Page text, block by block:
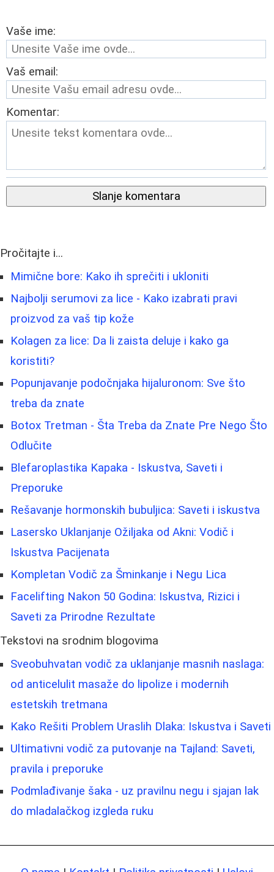
Vaše ime:
Vaš email:
Komentar:
Slanje komentara
Pročitajte i...
Mimične bore: Kako ih sprečiti i ukloniti
Najbolji serumovi za lice - Kako izabrati pravi
proizvod za vaš tip kože
Kolagen za lice: Da li zaista deluje i kako ga
koristiti?
Popunjavanje podočnjaka hijaluronom: Sve što
treba da znate
Botox Tretman - Šta Treba da Znate Pre Nego Što
Odlučite
Blefaroplastika Kapaka - Iskustva, Saveti i
Preporuke
Rešavanje hormonskih bubuljica: Saveti i iskustva
Lasersko Uklanjanje Ožiljaka od Akni: Vodič i
Iskustva Pacijenata
Kompletan Vodič za Šminkanje i Negu Lica
Facelifting Nakon 50 Godina: Iskustva, Rizici i
Saveti za Prirodne Rezultate
Tekstovi na srodnim blogovima
Sveobuhvatan vodič za uklanjanje masnih naslaga:
od anticelulit masaže do lipolize i modernih
estetskih tretmana
Kako Rešiti Problem Uraslih Dlaka: Iskustva i Saveti
Ultimativni vodič za putovanje na Tajland: Saveti,
pravila i preporuke
Podmlađivanje šaka - uz pravilnu negu i sjajan lak
do mladalačkog izgleda ruku